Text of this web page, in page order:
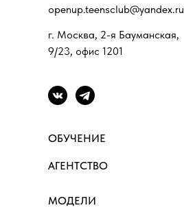
г. Москва, 2-я Бауманская,
9/23, офис 1201
openup.teensclub@yandex.ru
ОБУЧЕНИЕ
МОДЕЛИ
АГЕНТСТВО